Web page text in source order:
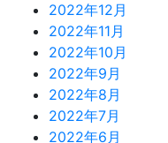
2022年12月
2022年11月
2022年10月
2022年9月
2022年8月
2022年7月
2022年6月